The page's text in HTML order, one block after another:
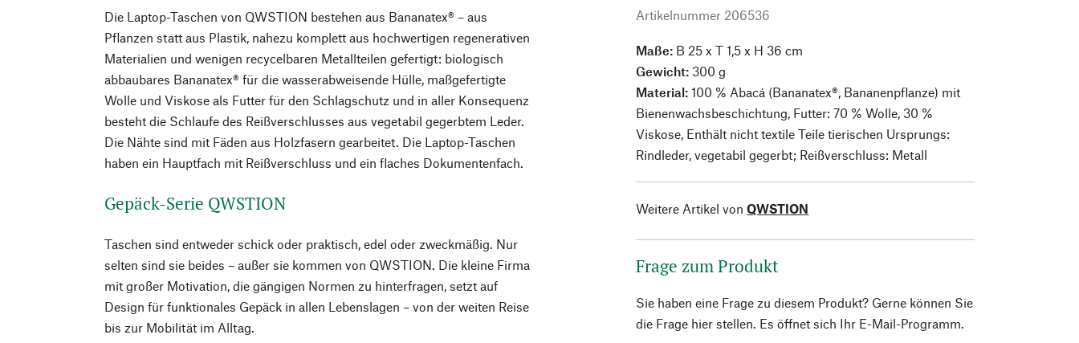
Die Laptop-Taschen von QWSTION bestehen aus Bananatex® – aus
Pflanzen statt aus Plastik, nahezu komplett aus hochwertigen regenerativen
Materialien und wenigen recycelbaren Metallteilen gefertigt: biologisch
abbaubares Bananatex® für die wasserabweisende Hülle, maßgefertigte
Wolle und Viskose als Futter für den Schlagschutz und in aller Konsequenz
besteht die Schlaufe des Reißverschlusses aus vegetabil gegerbtem Leder.
Die Nähte sind mit Fäden aus Holzfasern gearbeitet. Die Laptop-Taschen
haben ein Hauptfach mit Reißverschluss und ein flaches Dokumentenfach.
Gepäck-Serie QWSTION
Taschen sind entweder schick oder praktisch, edel oder zweckmäßig. Nur
selten sind sie beides – außer sie kommen von QWSTION. Die kleine Firma
mit großer Motivation, die gängigen Normen zu hinterfragen, setzt auf
Design für funktionales Gepäck in allen Lebenslagen – von der weiten Reise
bis zur Mobilität im Alltag.
Artikelnummer 206536
Maße: B 25 x T 1,5 x H 36 cm
Gewicht: 300 g
Material:100 % Abacá (Bananatex®, Bananenpflanze) mit
Bienenwachsbeschichtung, Futter: 70 % Wolle, 30 %
Viskose, Enthält nicht textile Teile tierischen Ursprungs:
Rindleder, vegetabil gegerbt; Reißverschluss: Metall
Weitere Artikel von QWSTION
Frage zum Produkt
Sie haben eine Frage zu diesem Produkt? Gerne können Sie
die Frage hier stellen. Es öffnet sich Ihr E-Mail-Programm.